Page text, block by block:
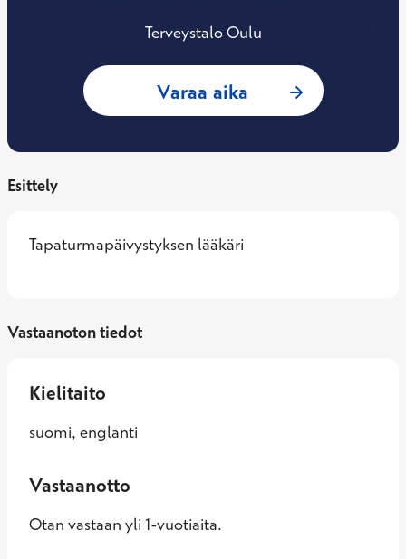
Terveystalo Oulu
Varaa aika : Juha Partanen,
Esittely
Tapaturmapäivystyksen lääkäri
Vastaanoton tiedot
Kielitaito
suomi, englanti
Vastaanotto
Otan vastaan yli 1-vuotiaita.